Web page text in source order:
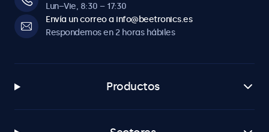
Lun–Vie, 8:30 – 17:30
Envía un correo a info@beetronics.es
Respondemos en 2 horas hábiles
Productos